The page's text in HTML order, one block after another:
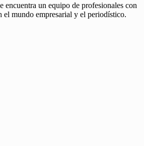
encuentra un equipo de profesionales con
el mundo empresarial y el periodístico.